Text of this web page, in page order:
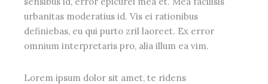
urbanitas moderatius id. Vis ei rationibus
definiebas, eu qui purto zril laoreet. Ex error
omnium interpretaris pro, alia illum ea vim.
Lorem ipsum dolor sit amet, te ridens